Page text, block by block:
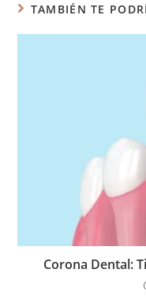
TAMBIÉN TE
Corona Dental: